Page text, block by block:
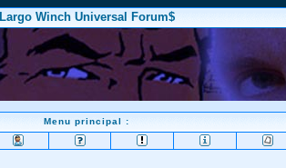
Largo Winch Universal Forum$
Menu principal :